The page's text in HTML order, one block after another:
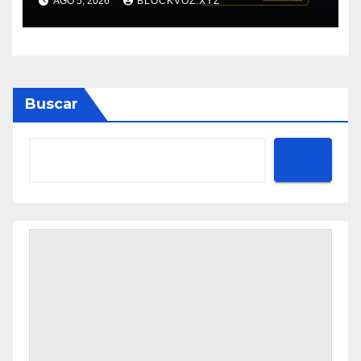
muestran mayor disciplina
financiera
Buscar